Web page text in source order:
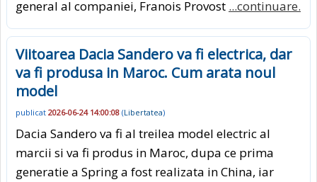
general al companiei, Franois Provost ...continuare.
Viitoarea Dacia Sandero va fi electrica, dar
va fi produsa in Maroc. Cum arata noul
model
publicat 2026-06-24 14:00:08 (Libertatea)
Dacia Sandero va fi al treilea model electric al
marcii si va fi produs in Maroc, dupa ce prima
generatie a Spring a fost realizata in China, iar